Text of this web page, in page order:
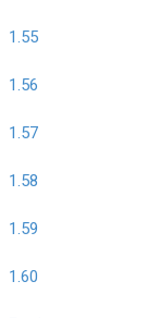
1.55
1.56
1.57
1.58
1.59
1.60